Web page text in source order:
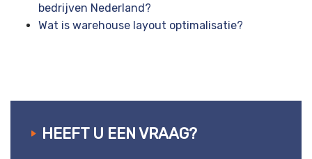
bedrijven Nederland?
Wat is warehouse layout optimalisatie?
HEEFT U EEN VRAAG?